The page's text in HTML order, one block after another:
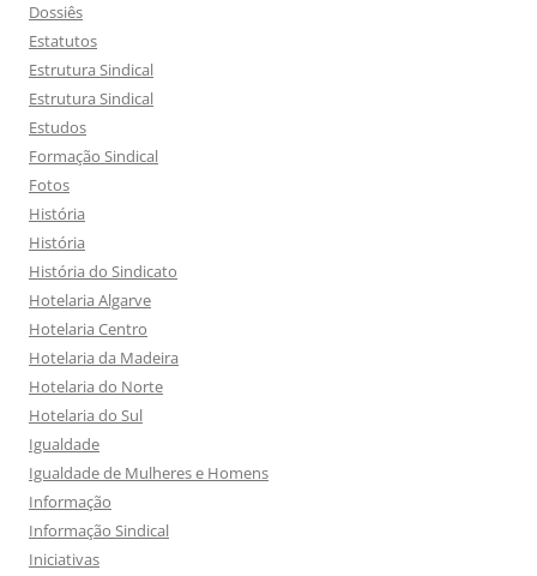
Dossiês
Estatutos
Estrutura Sindical
Estrutura Sindical
Estudos
Formação Sindical
Fotos
História
História
História do Sindicato
Hotelaria Algarve
Hotelaria Centro
Hotelaria da Madeira
Hotelaria do Norte
Hotelaria do Sul
Igualdade
Igualdade de Mulheres e Homens
Informação
Informação Sindical
Iniciativas